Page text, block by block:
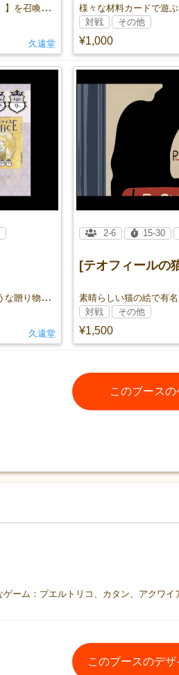
キミの持つ【名刺〝コネクション〟】を召喚せよ！
久遠堂 ¥1,000
対戦 その他
他の貴公子たちより印象に残るような贈り物を姫君へ届ける、選択・構築型ゴーアウト
久遠堂
[テオフィールの
¥1,500
2-6 15-30
対戦 その他
このブース
このブースのデ